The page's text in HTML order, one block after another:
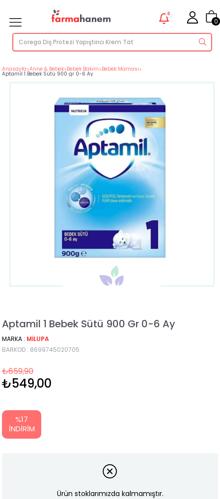
0
0
Anasayfa>Anne & Bebek>Bebek Bakım>Bebek Maması>
Aptamil 1 Bebek Sütü 900 gr 0-6 Ay
Aptamil 1 Bebek Sütü 900 Gr 0-6 Ay
MARKA : MILUPA
BARKOD : 8699745020705
₺659,90
₺549,00
%17
İNDIRIM
Ürün stoklarımızda kalmamıştır.